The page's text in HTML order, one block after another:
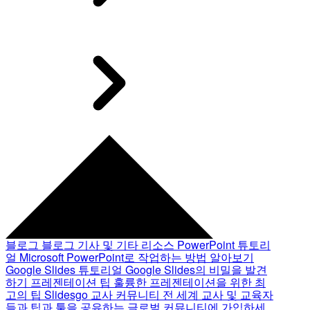
블로그 블로그 기사 및 기타 리소스 PowerPoint 튜토리
얼 Microsoft PowerPoint로 작업하는 방법 알아보기
Google Slides 튜토리얼 Google Slides의 비밀을 발견
하기 프레젠테이션 팁 훌륭한 프레젠테이션을 위한 최
고의 팁 Slidesgo 교사 커뮤니티 전 세계 교사 및 교육자